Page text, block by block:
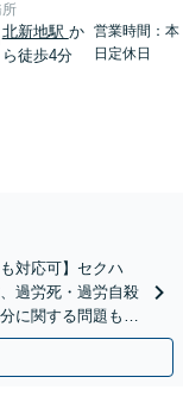
北新地駅 か
ら徒歩4分
営業時間：本
日定休日
対応可】セクハ
過労死・過労自殺
に関する問題もご